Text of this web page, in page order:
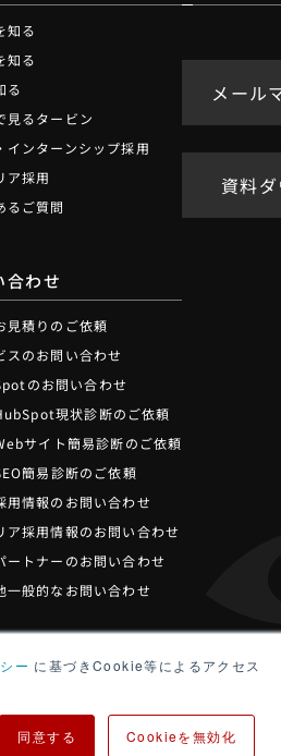
ー に基づきCookie等によるアクセス
同意する Cookieを無効化
知る
知る
る
見るタービン
インターンシップ採用
ア採用
るご質問
合わせ
見積りのご依頼
スのお問い合わせ
のお問い合わせ
現状診断のご依頼
サイト簡易診断のご依頼
簡易診断のご依頼
用情報のお問い合わせ
ア採用情報のお問い合わせ
ートナーのお問い合わせ
一般的なお問い合わせ
メール
資料
シビリティポリシー サイトマップ